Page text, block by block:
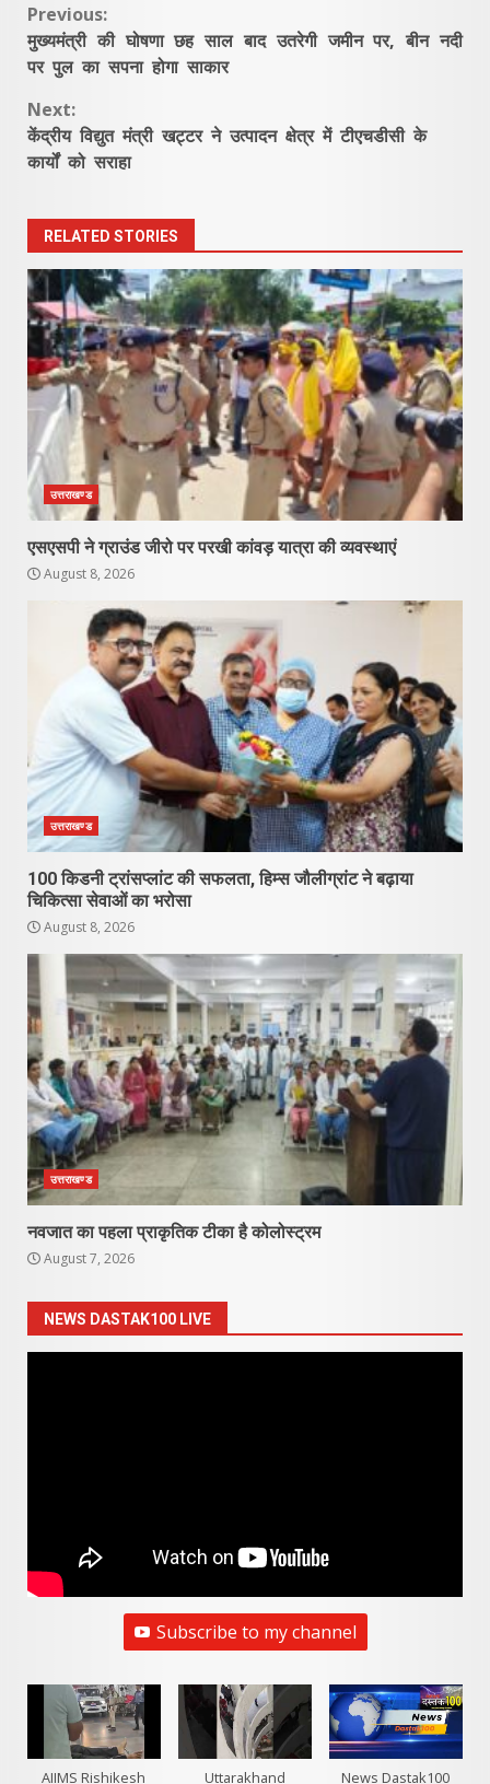
Continue
Reading
Previous:
मुख्यमंत्री की घोषणा छह साल बाद उतरेगी जमीन पर, बीन नदी
पर पुल का सपना होगा साकार
Next:
केंद्रीय विद्युत मंत्री खट्टर ने उत्पादन क्षेत्र में टीएचडीसी के
कार्यों को सराहा
RELATED STORIES
उत्तराखण्ड
एसएसपी ने ग्राउंड जीरो पर परखी कांवड़ यात्रा की व्यवस्थाएं
August 8, 2026
उत्तराखण्ड
100 किडनी ट्रांसप्लांट की सफलता, हिम्स जौलीग्रांट ने बढ़ाया
चिकित्सा सेवाओं का भरोसा
August 8, 2026
उत्तराखण्ड
नवजात का पहला प्राकृतिक टीका है कोलोस्ट्रम
August 7, 2026
NEWS DASTAK100 LIVE
Subscribe to my channel
AIIMS Rishikesh Uttarakhand News Dastak100